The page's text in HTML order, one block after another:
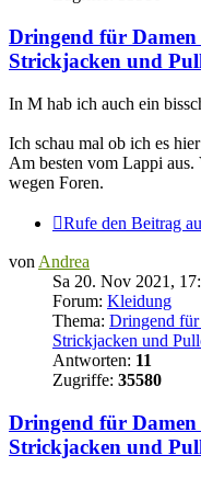
Dringend für Damen
Strickjacken und
In M hab ich auch ein
Ich schau mal ob ich es
Am besten vom Lappi
wegen Foren.
Rufe den Beitrag
von Andrea
Sa 20. Nov 2021,
Forum: Kleidung
Thema: Dringend
Strickjacken und
Antworten: 11
Zugriffe: 35580
Dringend für Damen
Strickjacken und